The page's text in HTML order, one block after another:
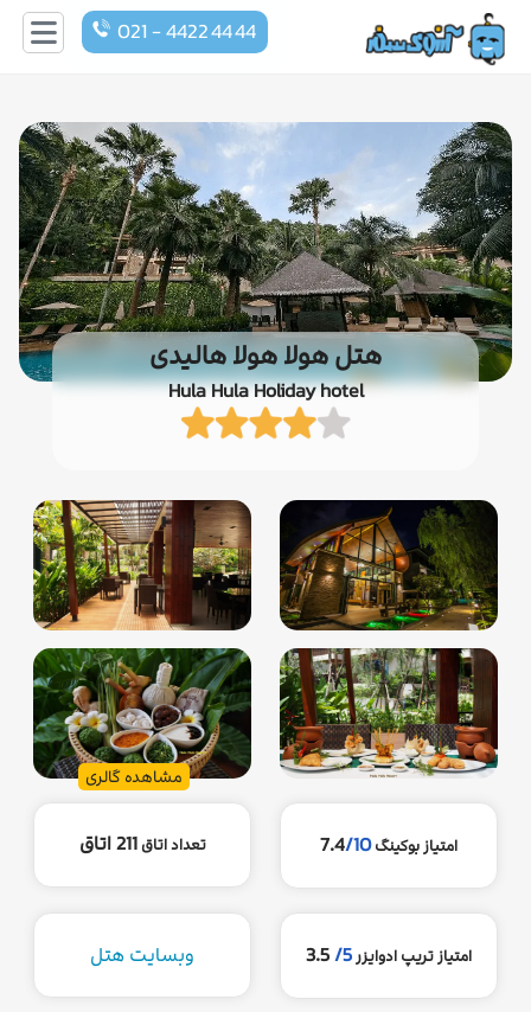
021 - 4422 44 44
هتل هولا هولا هالیدی
Hula Hula Holiday hotel
مشاهده گالری
امتیاز بوکینگ 7.4/10 تعداد اتاق211 اتاق
امتیاز تریپ ادوایزر5/ وبسایت هتل